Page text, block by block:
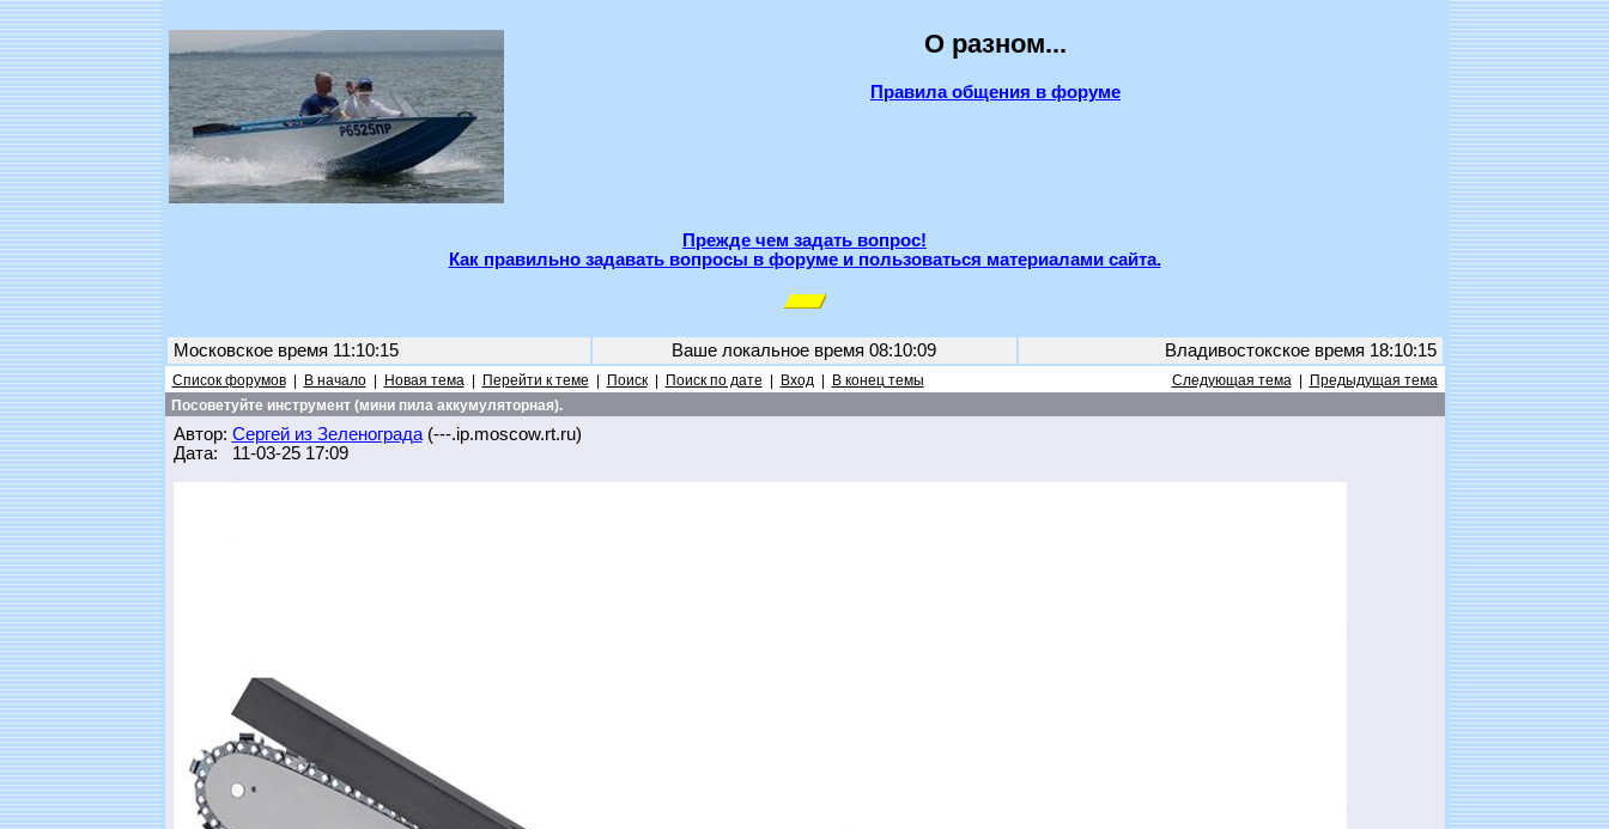
О разном...
Правила общения в форуме
Прежде чем задать вопрос!
Как правильно задавать вопросы в форуме и пользоваться материалами сайта.
Московское время 11:10:15 Ваше локальное время 08:10:09 Владивостокское время 18:10:15
Список форумов| В начало| Новая тема| Перейти к теме Поиск| Поиск по дате Вход| В конец темы Следующая тема|
Предыдущая тема
Посоветуйте инструмент (мини пила аккумуляторная).
Автор: Сергей из Зеленограда(---.ip.moscow.rt.ru)
Дата: 11-03-25 17:09